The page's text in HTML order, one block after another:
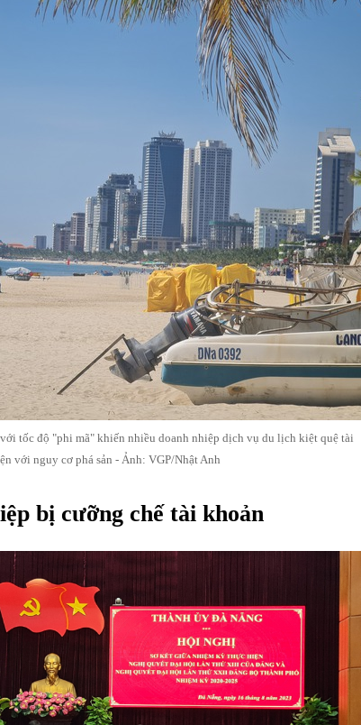
tăng cao hơn vàng miếng
"kỳ lạ" tựa mình vào dãy núi đá vôi ở Phong Nha:
tre, nội thất bằng gỗ tái chế, du khách như bước vào
báo: Tạm hoãn xuất cảnh đối với tất cả những ai
tốc độ "phi mã" khiến nhiều doanh nhiệp dịch vụ du lịch kiệt quệ tài
với nguy cơ phá sản - Ảnh: VGP/Nhật Anh
bị cưỡng chế tài khoản